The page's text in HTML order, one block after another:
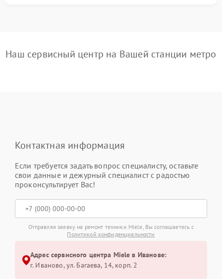
Наш сервисный центр на Вашей станции метро
Контактная информация
Если требуется задать вопрос специалисту, оставьте
свои данные и дежурный специалист с радостью
проконсультирует Вас!
Отправляя заявку на ремонт техники Miele, Вы соглашаетесь с
Политикой конфиденциальности
Адрес сервисного центра Miele в Иванове:
г. Иваново, ул. Багаева, 14, корп. 2